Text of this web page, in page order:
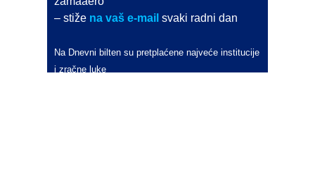
– stiže na vaš e-mail svaki radni dan
Na Dnevni bilten su pretplaćene najveće institucije
i zračne luke